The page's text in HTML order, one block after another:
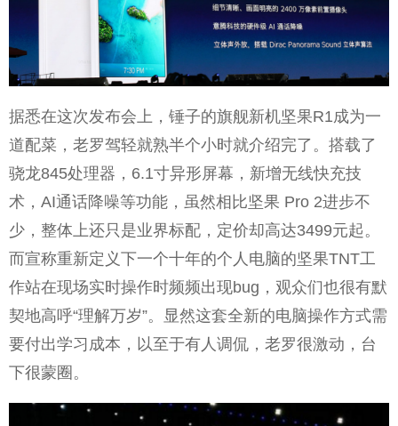
据悉在这次发布会上，锤子的旗舰新机坚果R1成为一
道配菜，老罗驾轻就熟半个小时就介绍完了。搭载了
骁龙845处理器，6.1寸异形屏幕，新增无线快充技
术，AI通话降噪等功能，虽然相比坚果 Pro 2进步不
少，整体上还只是业界标配，定价却高达3499元起。
而宣称重新定义下一个十年的个人电脑的坚果TNT工
作站在现场实时操作时频频出现bug，观众们也很有默
契地高呼“理解万岁”。显然这套全新的电脑操作方式需
要付出学习成本，以至于有人调侃，老罗很激动，台
下很蒙圈。